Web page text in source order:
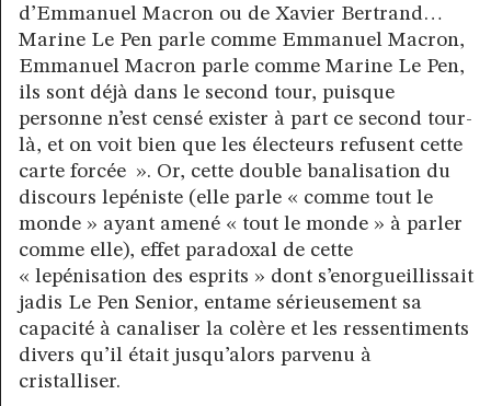
d’Emmanuel Macron ou de Xavier Bertrand…
Marine Le Pen parle comme Emmanuel Macron,
Emmanuel Macron parle comme Marine Le Pen,
ils sont déjà dans le second tour, puisque
personne n’est censé exister à part ce second tour-
là, et on voit bien que les électeurs refusent cette
carte forcée ». Or, cette double banalisation du
discours lepéniste (elle parle « comme tout le
monde » ayant amené « tout le monde » à parler
comme elle), effet paradoxal de cette
« lepénisation des esprits » dont s’enorgueillissait
jadis Le Pen Senior, entame sérieusement sa
capacité à canaliser la colère et les ressentiments
divers qu’il était jusqu’alors parvenu à
cristalliser.